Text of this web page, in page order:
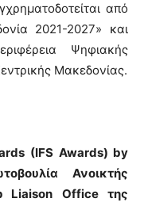
από
2021-2027» και
Ψηφιακής
Μακεδονίας.
(IFS Awards) by
Ανοικτής
Liaison Office της